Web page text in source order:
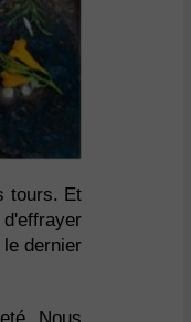
tours. Et
dernier